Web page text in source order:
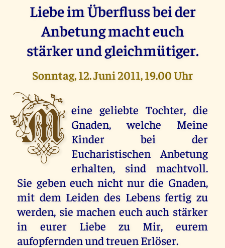
Liebe im Überfluss bei der
Anbetung macht euch
stärker und gleichmütiger.
Sonntag, 12. Juni 2011, 19.00 Uhr
M eine geliebte Tochter, die
Gnaden, welche Meine
Kinder bei der
Eucharistischen Anbetung
erhalten, sind machtvoll.
Sie geben euch nicht nur die Gnaden,
mit dem Leiden des Lebens fertig zu
werden, sie machen euch auch stärker
in eurer Liebe zu Mir, eurem
aufopfernden und treuen Erlöser.